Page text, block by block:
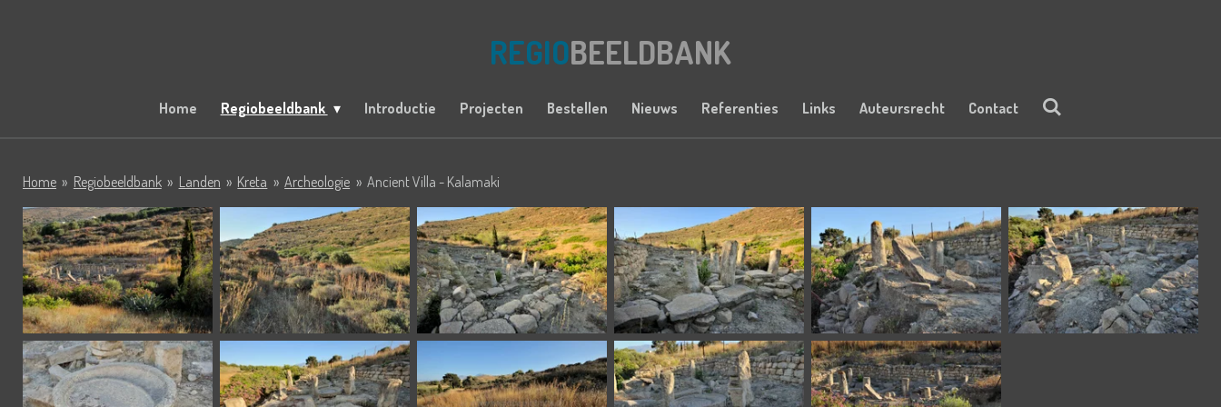
REGIOBEELDBANK
Home Regiobeeldbank Introductie Projecten Bestellen Nieuws Referenties Links Auteursrecht Contact
Home » Regiobeeldbank » Landen » Kreta » Archeologie » Ancient Villa - Kalamaki